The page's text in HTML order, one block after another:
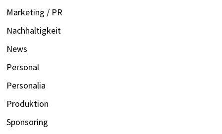
Marketing / PR
Nachhaltigkeit
News
Personal
Personalia
Produktion
Sponsoring